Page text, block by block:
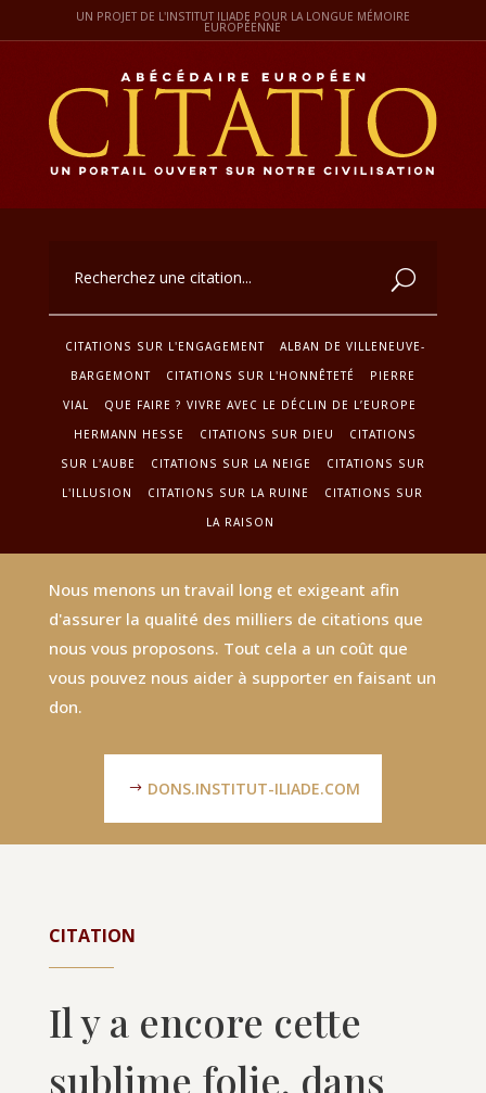
UN PROJET DE L'INSTITUT ILIADE POUR LA LONGUE MÉMOIRE
EUROPÉENNE
CITATIONS SUR L'ENGAGEMENT
ALBAN DE VILLENEUVE-
BARGEMONT
CITATIONS SUR L'HONNÊTETÉ
PIERRE
VIAL
QUE FAIRE ? VIVRE AVEC LE DÉCLIN DE L’EUROPE
HERMANN HESSE
CITATIONS SUR DIEU
CITATIONS
SUR L'AUBE
CITATIONS SUR LA NEIGE
CITATIONS SUR
L'ILLUSION
CITATIONS SUR LA RUINE
CITATIONS SUR
LA RAISON
Nous menons un travail long et exigeant afin
d'assurer la qualité des milliers de citations que
nous vous proposons. Tout cela a un coût que
vous pouvez nous aider à supporter en faisant un
don.
DONS.INSTITUT-ILIADE.COM
CITATION
Il y a encore cette
sublime folie, dans